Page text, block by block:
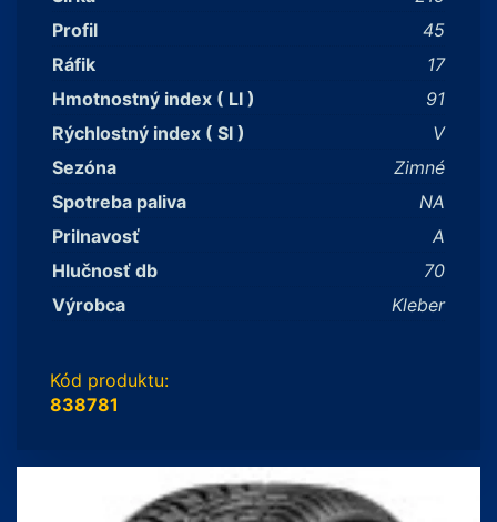
Profil
45
Ráfik
17
Hmotnostný index ( LI )
91
Rýchlostný index ( SI )
V
Sezóna
Zimné
Spotreba paliva
NA
Prilnavosť
A
Hlučnosť db
70
Výrobca
Kleber
Kód produktu:
838781